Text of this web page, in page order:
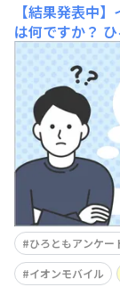
【結果発表中
は何ですか？
オンモバイル
みなさまは、
りましたか？
は足りるか」
サポートはあ
ひろともアンケー
イオンモバイル